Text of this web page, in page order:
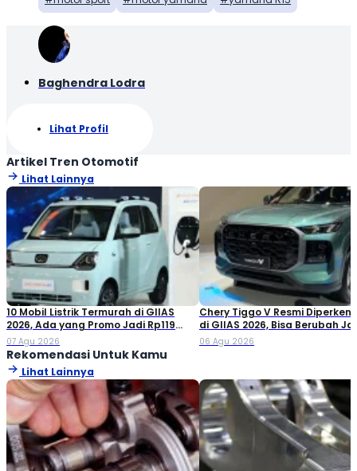
Baghendra Lodra
Lihat Profil
Artikel Tren Otomotif
Lihat Lainnya
10 Mobil Listrik Termurah di GIIAS
2026, Ada yang Promo Jadi Rp119
Jutaan!
07 Agu 2026
Chery Tiggo V Resmi
di GIIAS 2026, Bisa Berubah
Double Cabin
06 Agu 2026
Rekomendasi Untuk Kamu
Lihat Lainnya